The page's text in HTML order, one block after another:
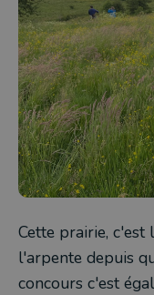
Cette prairie, c'est
l'arpente depuis
concours c'est